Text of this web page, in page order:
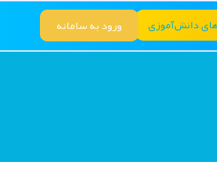
دانش‌آموزی ورود به سامانه